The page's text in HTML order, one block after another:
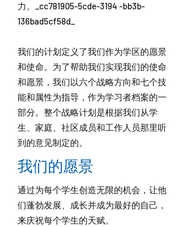
力。_cc781905-5cde-3194 -bb3b-
136bad5cf58d_
我们的计划定义了我们作为学区的愿景
和使命。为了帮助我们实现我们的使命
和愿景，我们以六个战略方向和七个技
能和属性为指导，作为学习者档案的一
部分。整个战略计划是根据我们从学
生、家庭、社区成员和工作人员那里听
到的意见制定的。
我们的愿景
通过为每个学生创造无限的机会，让他
们蓬勃发展、成长并成为最好的自己，
来庆祝每个学生的天赋。